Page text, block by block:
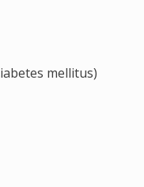
mellitus)